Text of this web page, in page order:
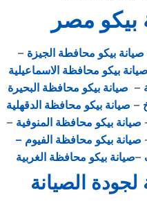
بيكو مصر
صيانة بيكو محافطة الجيزة –
صيانة بيكو محافظة الاسماعيلية
– صيانة بيكو محافظة البحيرة
– صيانة بيكو محافظة الدقهلية
صيانة بيكو محافظة المنوفية –
صيانة بيكو محافظة الفيوم –
–صيانة بيكو محافظة الغربية
لجودة الصيانة